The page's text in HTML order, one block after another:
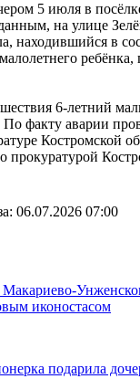
5 июля в
на улице
находившийся в
6-летний
факту аварии
Костромской
прокуратурой
06.07.2026 07:00
иконостасом
подарила